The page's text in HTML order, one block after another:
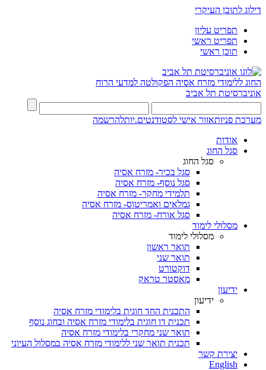
דילוג לתוכן העיקרי
תפריט עליון
תפריט ראשי
תוכן ראשי
החוג ללימודי מזרח אסיה הפקולטה למדעי הרוח
אוניברסיטת תל אביב
מערכת פניותאזור אישי לסטודנטים.יותלהרשמה
אודות
סגל החוג
סגל החוג
סגל בכיר- מזרח אסיה
סגל נוסף- מזרח אסיה
תלמידי מחקר- מזרח אסיה
גמלאים ואמריטוס- מזרח אסיה
סגל אורח- מזרח אסיה
מסלולי לימוד
מסלולי לימוד
תואר ראשון
תואר שני
דוקטורט
מאסטר טראק
ידיעון
ידיעון
התכנית החד חוגית בלימודי מזרח אסיה
תכנית דו חוגית בלימודי מזרח אסיה ובחוג נוסף
תואר שני מחקרי בלימודי מזרח אסיה
תכנית תואר שני ללימודי מזרח אסיה במסלול העיוני
יצירת קשר
English